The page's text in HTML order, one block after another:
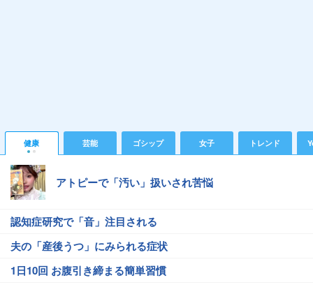
健康 芸能 ゴシップ 女子 トレンド
アトピーで「汚い」扱いされ苦悩
認知症研究で「音」注目される
夫の「産後うつ」にみられる症状
1日10回 お腹引き締まる簡単習慣